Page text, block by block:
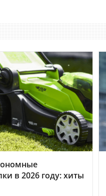
в 2026 году: хиты